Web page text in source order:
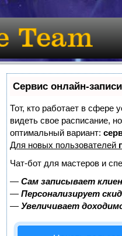
Сервис онлайн-
Тот, кто работает в сфере
видеть свое расписание,
оптимальный вариант:
Для новых пользователей
Чат-бот для мастеров и
— Сам записывает
— Персонализирует
— Увеличивает